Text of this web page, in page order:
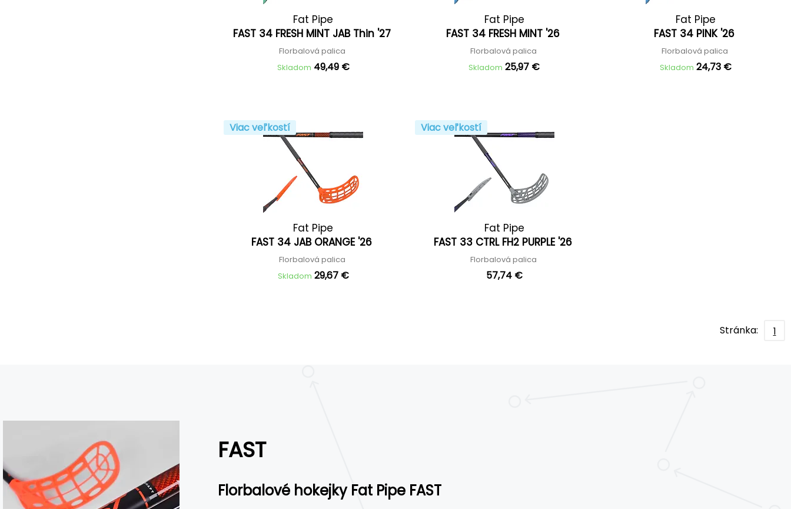
Fat Pipe
FAST 34 FRESH MINT JAB Thin '27
Florbalová palica
Skladom 49,49 €
Fat Pipe
FAST 34 FRESH MINT '26
Florbalová palica
Skladom 25,97 €
Fat Pipe
FAST 34 PINK '26
Florbalová palica
Skladom 24,73 €
Viac veľkostí
Fat Pipe
FAST 34 JAB ORANGE '26
Florbalová palica
Skladom 29,67 €
Viac veľkostí
Fat Pipe
FAST 33 CTRL FH2 PURPLE '26
Florbalová palica
57,74 €
Stránka: 1
FAST
Florbalové hokejky Fat Pipe FAST